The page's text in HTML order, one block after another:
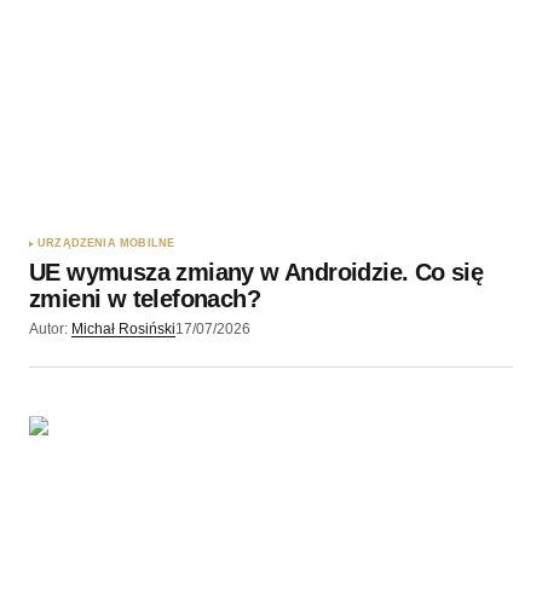
URZĄDZENIA MOBILNE
UE wymusza zmiany w Androidzie. Co się
zmieni w telefonach?
Autor: Michał Rosiński17/07/2026